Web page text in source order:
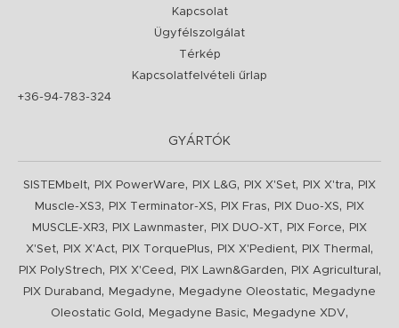
Kapcsolat
Ügyfélszolgálat
Térkép
Kapcsolatfelvételi űrlap
+36-94-783-324
GYÁRTÓK
SISTEMbelt, PIX PowerWare, PIX L&G, PIX X'Set, PIX X'tra,
PIX
Muscle-XS3, PIX Terminator-XS, PIX Fras, PIX Duo-XS,
PIX
MUSCLE-XR3, PIX Lawnmaster, PIX DUO-XT , PIX Force,
PIX
X'Set, PIX X'Act, PIX TorquePlus, PIX X'Pedient, PIX Thermal ,
PIX PolyStrech, PIX X'Ceed , PIX Lawn&Garden, PIX Agricultural ,
PIX Duraband , Megadyne, Megadyne Oleostatic,
Megadyne
Oleostatic Gold , Megadyne Basic, Megadyne XDV,